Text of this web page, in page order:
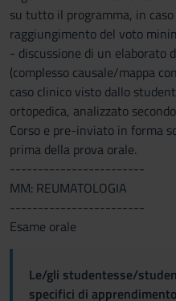
su tutto il programma, in
raggiungimento del voto
- discussione di un elaborato
(complesso causale/mappa
caso clinico visto dallo
ortopedica, analizzato
Corso e pre-inviato in forma
prima della prova orale.
------------------------
MM: REUMATOLOGIA
------------------------
Esame orale
Le/gli studentesse/
specifici di